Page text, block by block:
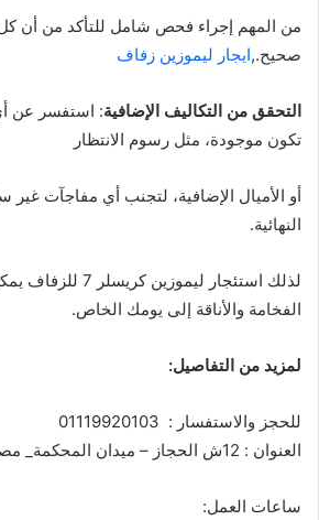
من المهم إجراء فحص شامل للتأكد من أن
صحيح.,ايجار ليموزين زفاف
التحقق من التكاليف الإضافية: استفسر عن
تكون موجودة، مثل رسوم الانتظار
أو الأميال الإضافية، لتجنب أي مفاجآت غير
النهائية.
لذلك استئجار
الفخامة والأناقة إلى يومك الخاص.
لمزيد من التفاصيل:
للحجز والاستفسار : 01119920103
العنوان : 12ش الحجاز – ميدان المحكمة_ مصر الجديدة
ساعات العمل: